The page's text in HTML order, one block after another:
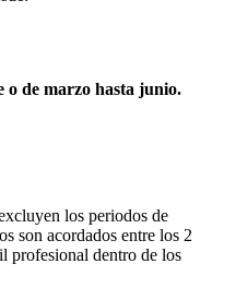
o de marzo hasta junio.
los periodos de
son acordados entre los 2
profesional dentro de los